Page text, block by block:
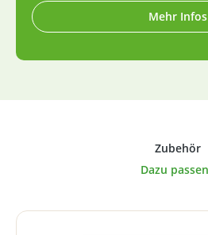
Mehr Infos
Produktgalerie überspringen